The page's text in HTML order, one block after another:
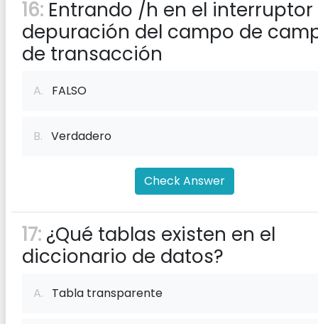
16: Entrando /h en el interruptor
depuración del campo de
de transacción
A. FALSO
B. Verdadero
Check Answer
17: ¿Qué tablas existen en el
diccionario de datos?
A. Tabla transparente